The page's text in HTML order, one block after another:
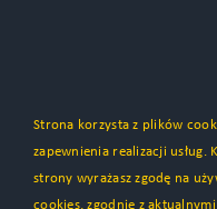
Copyright 2012 - 2021 |
Strona korzysta z plików
zapewnienia realizacji usług.
strony wyrażasz zgodę na
cookies, zgodnie z